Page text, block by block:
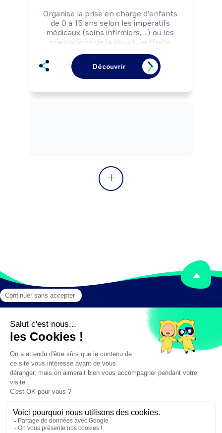
Organise la prise en charge d'enfants
de 0 à 15 ans selon les impératifs
médicaux (soins infirmiers, ...) ou les
orientations de la structure (halte
Peut coordonner une équipe (auxiliaires
de puériculture, aides-soignants,
assistants maternels, ...), diriger une
Découvrir
Mentions légales